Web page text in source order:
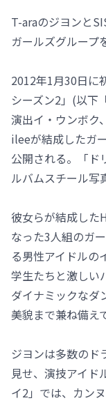
T-araのジヨンと
ガールズグループ
2012年1月30日に
シーズン2」(以下
演出イ・ウンボク
ileeが結成したガ
公開される。「ド
ルバムスチール写
彼女らが結成した
なった3人組のガ
る男性アイドルの
学生たちと激しい
ダイナミックなダ
美貌まで兼ね備え
ジヨンは多数のド
見せ、演技アイド
イ2」では、カン